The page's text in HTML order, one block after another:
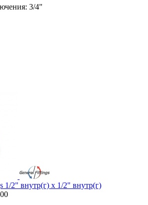
3/4"
1/2" внутр(г) х 1/2" внутр(г)